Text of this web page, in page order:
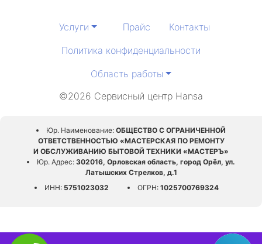
Услуги Прайс
Контакты
Политика конфиденциальности
Область работы
©2026 Сервисный центр Hansa
Юр. Наименование: ОБЩЕСТВО С ОГРАНИЧЕННОЙ
ОТВЕТСТВЕННОСТЬЮ «МАСТЕРСКАЯ ПО РЕМОНТУ
И ОБСЛУЖИВАНИЮ БЫТОВОЙ ТЕХНИКИ «МАСТЕРЪ»
Юр. Адрес: 302016, Орловская область, город Орёл, ул.
Латышских Стрелков, д.1
ИНН:5751023032 ОГРН:1025700769324